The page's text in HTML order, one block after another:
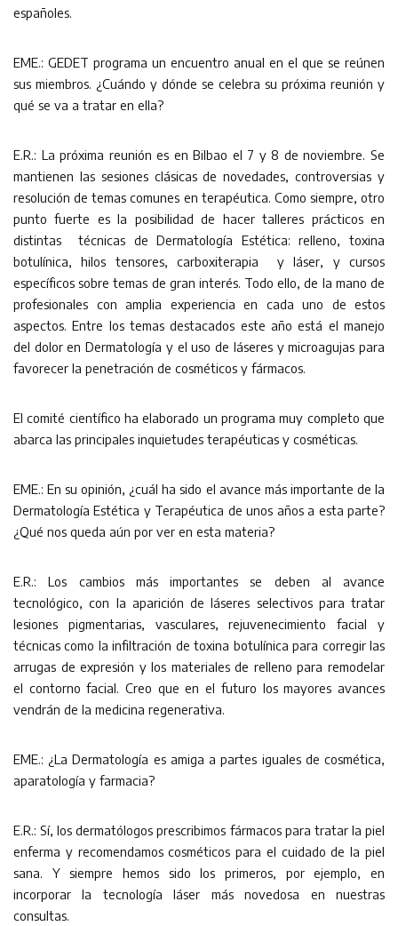
españoles.
EME.: GEDET programa un encuentro anual en el que se reúnen
sus miembros. ¿Cuándo y dónde se celebra su próxima reunión y
qué se va a tratar en ella?
E.R.: La próxima reunión es en Bilbao el 7 y 8 de noviembre. Se
mantienen las sesiones clásicas de novedades, controversias y
resolución de temas comunes en terapéutica. Como siempre, otro
punto fuerte es la posibilidad de hacer talleres prácticos en
distintas técnicas de Dermatología Estética: relleno, toxina
botulínica, hilos tensores, carboxiterapia y láser, y cursos
específicos sobre temas de gran interés. Todo ello, de la mano de
profesionales con amplia experiencia en cada uno de estos
aspectos. Entre los temas destacados este año está el manejo
del dolor en Dermatología y el uso de láseres y microagujas para
favorecer la penetración de cosméticos y fármacos.
El comité científico ha elaborado un programa muy completo que
abarca las principales inquietudes terapéuticas y cosméticas.
EME.: En su opinión, ¿cuál ha sido el avance más importante de la
Dermatología Estética y Terapéutica de unos años a esta parte?
¿Qué nos queda aún por ver en esta materia?
E.R.: Los cambios más importantes se deben al avance
tecnológico, con la aparición de láseres selectivos para tratar
lesiones pigmentarias, vasculares, rejuvenecimiento facial y
técnicas como la infiltración de toxina botulínica para corregir las
arrugas de expresión y los materiales de relleno para remodelar
el contorno facial. Creo que en el futuro los mayores avances
vendrán de la medicina regenerativa.
EME.: ¿La Dermatología es amiga a partes iguales de cosmética,
aparatología y farmacia?
E.R.: Sí, los dermatólogos prescribimos fármacos para tratar la piel
enferma y recomendamos cosméticos para el cuidado de la piel
sana. Y siempre hemos sido los primeros, por ejemplo, en
incorporar la tecnología láser más novedosa en nuestras
consultas.